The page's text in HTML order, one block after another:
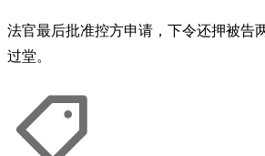
法官最后批准控方申请，下令还押被告
过堂。